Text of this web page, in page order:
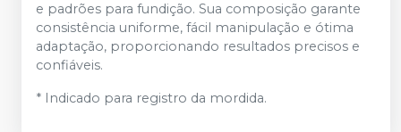
e padrões para fundição. Sua composição garante
consistência uniforme, fácil manipulação e ótima
adaptação, proporcionando resultados precisos e
confiáveis.
* Indicado para registro da mordida.